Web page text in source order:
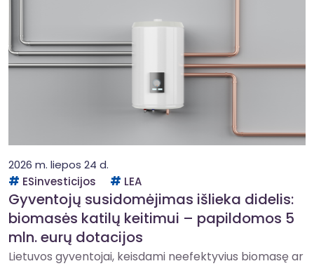
2026 m. liepos 24 d.
ESinvesticijos
LEA
Gyventojų susidomėjimas išlieka didelis:
biomasės katilų keitimui – papildomos 5
mln. eurų dotacijos
Lietuvos gyventojai, keisdami neefektyvius biomasę ar